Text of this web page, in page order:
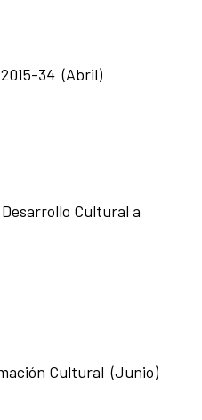
34 (Abril)
Cultural a
Cultural (Junio)